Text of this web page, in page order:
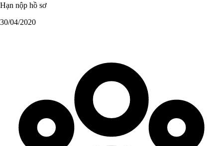
Hạn nộp hồ sơ
30/04/2020